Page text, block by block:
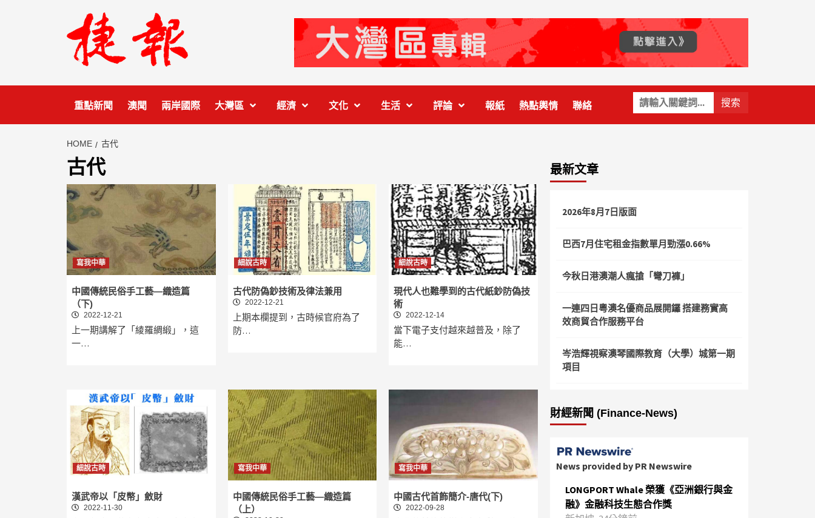
關
鍵
字:
重點新聞 澳聞 兩岸國際 大灣區 經濟 文化 生活 評論 報紙 熱點輿情 聯絡
HOME 古代
古代
寫我中華
中國傳統民俗手工藝—織造篇
（下)
2022-12-21
上一期講解了「綾羅綢緞」，這
一…
細說古時
古代防偽鈔技術及律法兼用
2022-12-21
上期本欄提到，古時候官府為了
防…
細說古時
現代人也難學到的古代紙鈔防偽技
術
2022-12-14
當下電子支付越來越普及，除了
能…
細說古時
漢武帝以「皮幣」斂財
2022-11-30
寫我中華
中國傳統民俗手工藝—織造篇
（上）
寫我中華
中國古代首飾簡介-唐代(下)
2022-09-28
最新文章
2026年8月7日版面
巴西7月住宅租金指數單月勁漲0.66%
今秋日港澳潮人瘋搶「彎刀褲」
一連四日粵澳名優商品展開鑼 搭建務實高
效商貿合作服務平台
岑浩輝視察澳琴國際教育（大學）城第一期
項目
財經新聞 (Finance-News)
News provided by PR Newswire
LONGPORT Whale 榮獲《亞洲銀行與金
融》金融科技生態合作獎